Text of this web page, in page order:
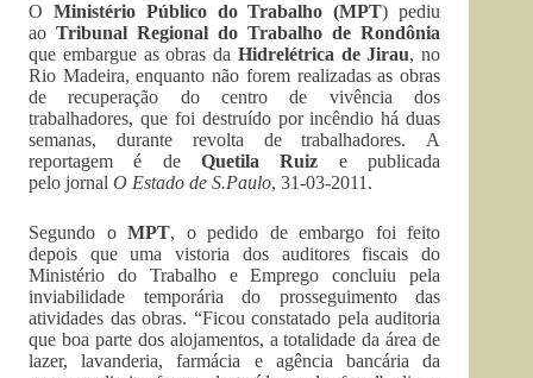
O Ministério Público do Trabalho (MPT) pediu
aoTribunal Regional do Trabalho de Rondônia
que embargue as obras da Hidrelétrica de Jirau, no
Rio Madeira, enquanto não forem realizadas as obras
de recuperação do centro de vivência dos
trabalhadores, que foi destruído por incêndio há duas
semanas, durante revolta de trabalhadores. A
reportagem é deQuetila Ruiz e publicada
pelo jornal O Estado de S.Paulo, 31-03-2011.
Segundo oMPT, o pedido de embargo foi feito
depois que uma vistoria dos auditores fiscais do
Ministério do Trabalho e Emprego concluiu pela
inviabilidade temporária do prosseguimento das
atividades das obras. “Ficou constatado pela auditoria
que boa parte dos alojamentos, a totalidade da área de
lazer, lavanderia, farmácia e agência bancária da